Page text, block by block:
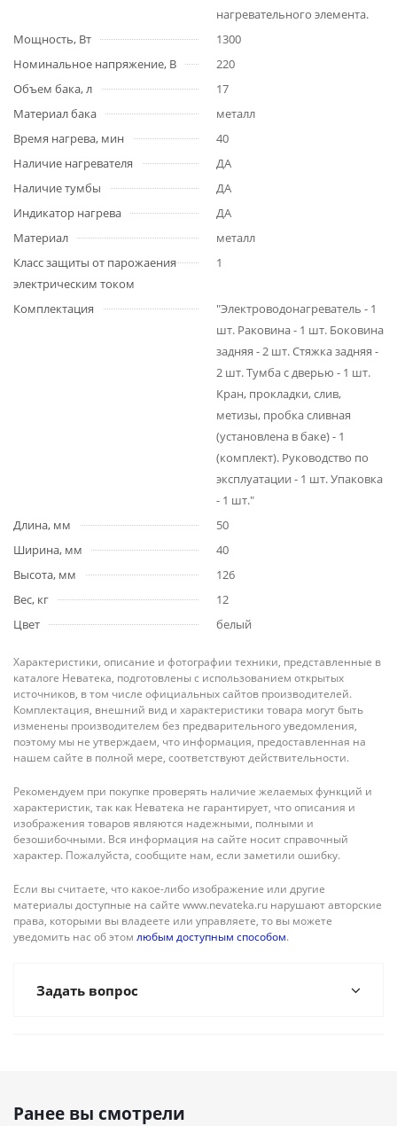
нагревательного элемента.
Мощность, Вт
1300
Номинальное напряжение, В
220
Объем бака, л
17
Материал бака
металл
Время нагрева, мин
40
Наличие нагревателя
ДА
Наличие тумбы
ДА
Индикатор нагрева
ДА
Материал
металл
Класс защиты от парожаения
электрическим током
1
Комплектация
"Электроводонагреватель - 1
шт. Раковина - 1 шт. Боковина
задняя - 2 шт. Стяжка задняя -
2 шт. Тумба с дверью - 1 шт.
Кран, прокладки, слив,
метизы, пробка сливная
(установлена в баке) - 1
(комплект). Руководство по
эксплуатации - 1 шт. Упаковка
- 1 шт."
Длина, мм
50
Ширина, мм
40
Высота, мм
126
Вес, кг
12
Цвет
белый
Характеристики, описание и фотографии техники, представленные в
каталоге Неватека, подготовлены с использованием открытых
источников, в том числе официальных сайтов производителей.
Комплектация, внешний вид и характеристики товара могут быть
изменены производителем без предварительного уведомления,
поэтому мы не утверждаем, что информация, предоставленная на
нашем сайте в полной мере, соответствуют действительности.
Рекомендуем при покупке проверять наличие желаемых функций и
характеристик, так как Неватека не гарантирует, что описания и
изображения товаров являются надежными, полными и
безошибочными. Вся информация на сайте носит справочный
характер. Пожалуйста, сообщите нам, если заметили ошибку.
Если вы считаете, что какое-либо изображение или другие
материалы доступные на сайте www.nevateka.ru нарушают авторские
права, которыми вы владеете или управляете, то вы можете
уведомить нас об этом любым доступным способом.
Задать вопрос
Ранее вы смотрели